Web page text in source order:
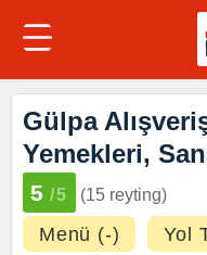
Gülpa
Yemekleri,
5 /5 (15 reyting)
Menü (-) Yol